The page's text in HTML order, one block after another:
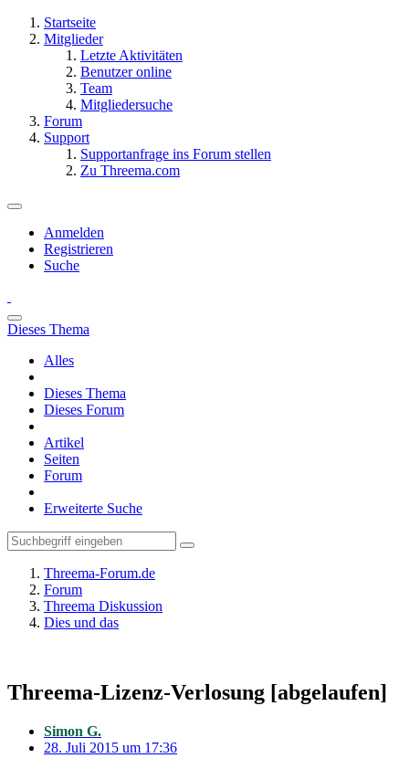
Startseite
Mitglieder
Letzte Aktivitäten
Benutzer online
Team
Mitgliedersuche
Forum
Support
Supportanfrage ins Forum stellen
Zu Threema.com
Anmelden
Registrieren
Suche
Dieses Thema
Alles
Dieses Thema
Dieses Forum
Artikel
Seiten
Forum
Erweiterte Suche
Threema-Forum.de
Forum
Threema Diskussion
Dies und das
Threema-Lizenz-Verlosung [abgelaufen]
Simon G.
28. Juli 2015 um 17:36